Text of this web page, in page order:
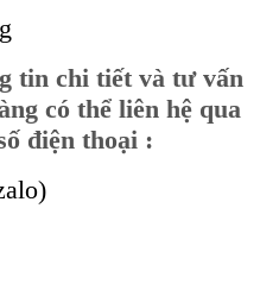
tin chi tiết và tư vấn
có thể liên hệ qua
điện thoại :